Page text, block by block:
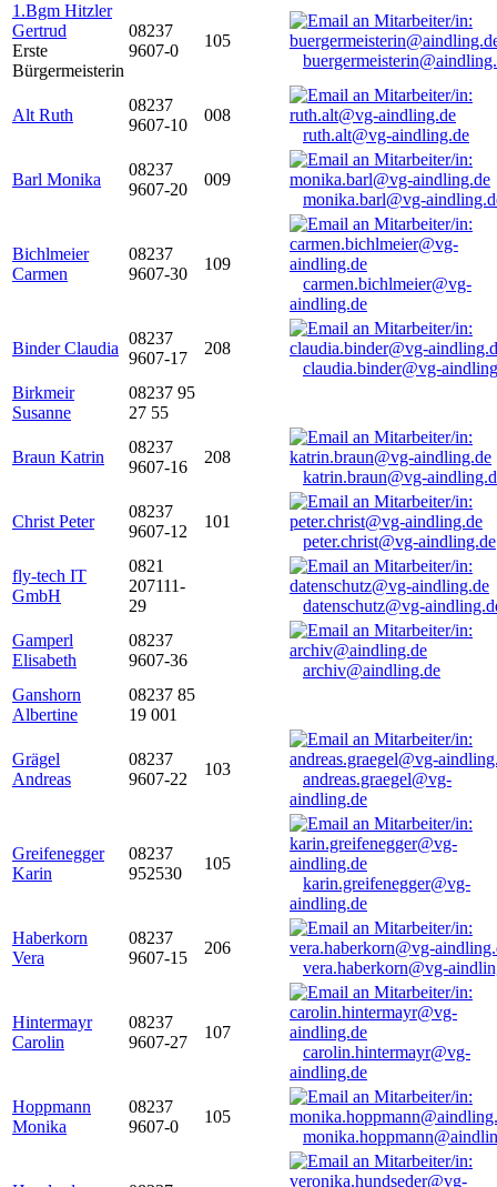
1.Bgm Hitzler
Gertrud
Erste
Bürgermeisterin
08237
9607-0
105
Alt Ruth
08237
9607-10
008
ruth.alt@vg-aindling.de
Barl Monika
08237
9607-20
009
monika.barl@vg-
Bichlmeier
Carmen
08237
9607-30
109
carmen.bichlmeier@vg-
aindling.de
Binder Claudia
08237
9607-17
208
claudia.binder@vg-
Birkmeir
Susanne
08237 95
27 55
Braun Katrin
08237
9607-16
208
katrin.braun@vg-
Christ Peter
08237
9607-12
101
peter.christ@vg-aindling.de
fly-tech IT
GmbH
0821
207111-
29
datenschutz@vg-
Gamperl
Elisabeth
08237
9607-36
archiv@aindling.de
Ganshorn
Albertine
08237 85
19 001
Grägel
Andreas
08237
9607-22
103
andreas.graegel@vg-
aindling.de
Greifenegger
Karin
08237
952530
105
karin.greifenegger@vg-
aindling.de
Haberkorn
Vera
08237
9607-15
206
vera.haberkorn@vg-
Hintermayr
Carolin
08237
9607-27
107
carolin.hintermayr@vg-
aindling.de
Hoppmann
Monika
08237
9607-0
105